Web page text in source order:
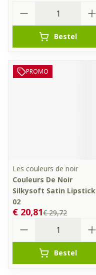
Bestel
PROMO
Les couleurs de noir
Couleurs De Noir
Silkysoft Satin Lipstick
02
€ 29,72
€ 20,81
Bestel